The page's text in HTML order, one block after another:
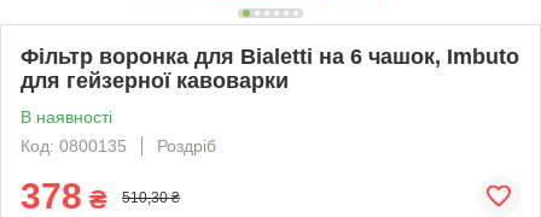
Фільтр воронка для Bialetti на 6 чашок, Imbuto
для гейзерної кавоварки
В наявності
Код: 0800135
Роздріб
378 ₴ 510,30 ₴